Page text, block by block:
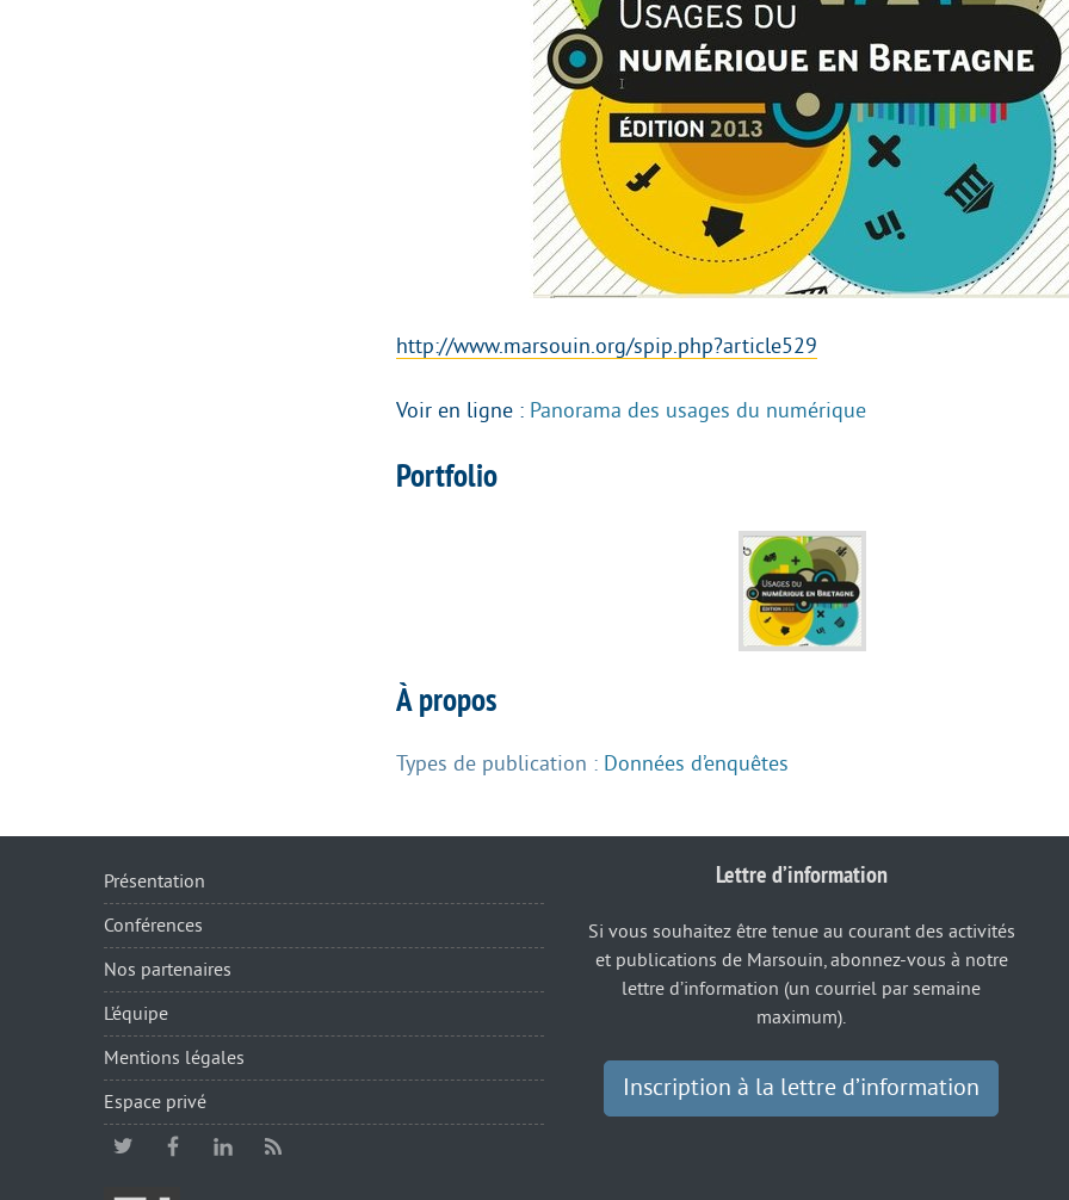
http://www.marsouin.org/spip.php?article529
Voir en ligne : Panorama des usages du numérique
Portfolio
À propos
Types de publication : Données d’enquêtes
Présentation
Conférences
Nos partenaires
L’équipe
Mentions légales
Espace privé
Lettre d’information
Si vous souhaitez être tenue au courant des activités
et publications de Marsouin, abonnez-vous à notre
lettre d’information (un courriel par semaine
maximum).
Inscription à la lettre d’information